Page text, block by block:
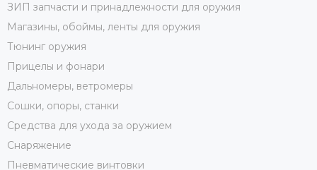
ЗИП запчасти и принадлежности для оружия
Магазины, обоймы, ленты для оружия
Тюнинг оружия
Прицелы и фонари
Дальномеры, ветромеры
Сошки, опоры, станки
Средства для ухода за оружием
Снаряжение
Пневматические винтовки